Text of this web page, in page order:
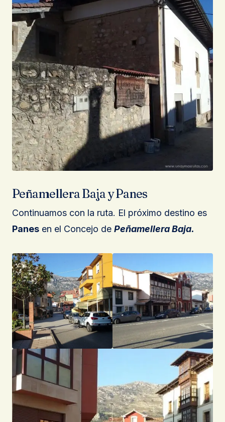
Peñamellera Baja y Panes
Continuamos con la ruta. El próximo destino es
Panes en el Concejo de Peñamellera Baja.